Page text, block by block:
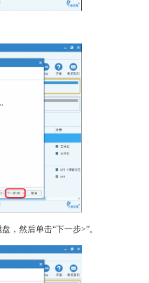
，然后单击“下一步>”。